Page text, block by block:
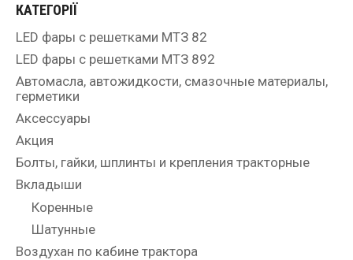
КАТЕГОРІЇ
LED фары с решетками МТЗ 82
LED фары с решетками МТЗ 892
Автомасла, автожидкости, смазочные материалы,
герметики
Аксессуары
Акция
Болты, гайки, шплинты и крепления тракторные
Вкладыши
Коренные
Шатунные
Воздухан по кабине трактора